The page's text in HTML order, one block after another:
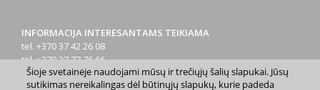
INFORMACIJA INTERESANTAMS TEIKIAMA
tel. +370 37 42 26 08
tel. +370 37 77 76 66
tel. +370 660 07000
el. p.info@kaunas.lt
Šioje svetainėje naudojami mūsų ir trečiųjų šalių slapukai. Jūsų
sutikimas nereikalingas dėl būtinųjų slapukų, kurie padeda